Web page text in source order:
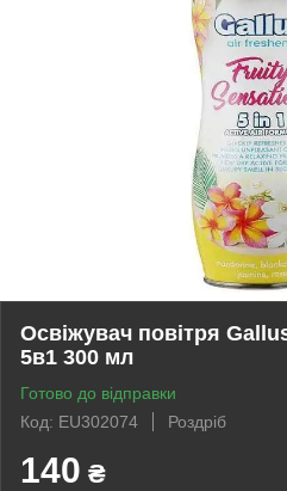
Освіжувач повітря
5в1 300 мл
Готово до відправки
Код: EU302074
Роздріб
140 ₴